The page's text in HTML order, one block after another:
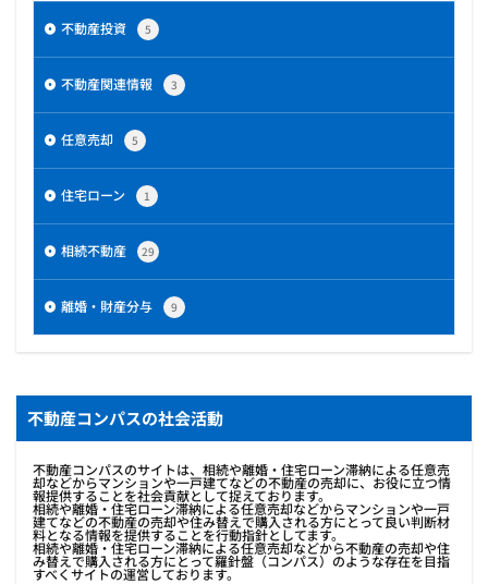
不動産投資 5
不動産関連情報 3
任意売却 5
住宅ローン 1
相続不動産 29
離婚・財産分与 9
不動産コンパスの社会活動
不動産コンパスのサイトは、相続や離婚・住宅ローン滞納による任意売
却などからマンションや一戸建てなどの不動産の売却に、お役に立つ情
報提供することを社会貢献として捉えております。
相続や離婚・住宅ローン滞納による任意売却などからマンションや一戸
建てなどの不動産の売却や住み替えで購入される方にとって良い判断材
料となる情報を提供することを行動指針としてます。
相続や離婚・住宅ローン滞納による任意売却などから不動産の売却や住
み替えで購入される方にとって羅針盤（コンパス）のような存在を目指
すべくサイトの運営しております。